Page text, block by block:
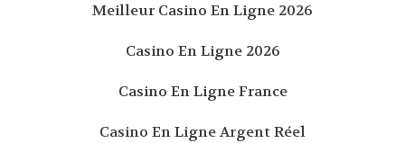
Meilleur Casino En Ligne 2026
Casino En Ligne 2026
Casino En Ligne France
Casino En Ligne Argent Réel